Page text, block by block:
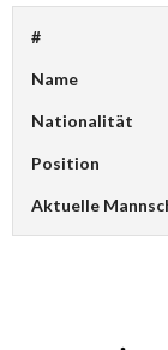
#
Name
Nationalität
Position
Aktuelle